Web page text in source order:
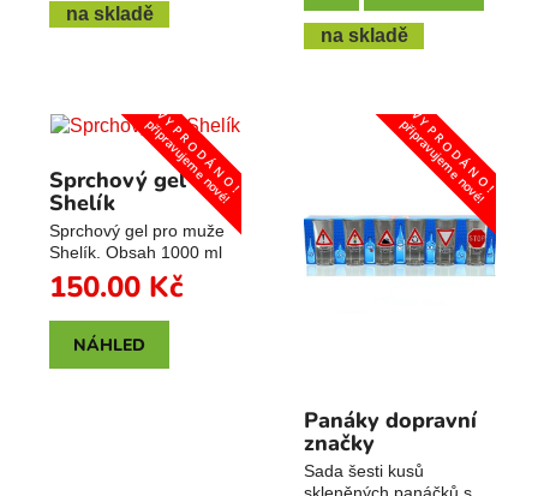
na skladě
na skladě
V Y P R O D Á N O !
připravujeme nové!
Sprchový gel
Shelík
Sprchový gel pro muže
Shelík. Obsah 1000 ml
150.00 Kč
NÁHLED
V Y P R O D Á N O !
připravujeme nové!
Panáky dopravní
značky
Sada šesti kusů
skleněných panáčků s